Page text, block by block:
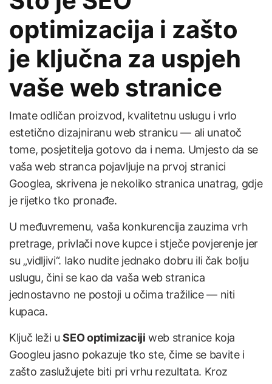
optimizacija i zašto
je ključna za uspjeh
vaše web stranice
Imate odličan proizvod, kvalitetnu uslugu i vrlo
estetično dizajniranu web stranicu — ali unatoč
tome, posjetitelja gotovo da i nema. Umjesto da se
vaša web stranca pojavljuje na prvoj stranici
Googlea, skrivena je nekoliko stranica unatrag, gdje
je rijetko tko pronađe.
U međuvremenu, vaša konkurencija zauzima vrh
pretrage, privlači nove kupce i stječe povjerenje jer
su „vidljivi“. Iako nudite jednako dobru ili čak bolju
uslugu, čini se kao da vaša web stranica
jednostavno ne postoji u očima tražilice — niti
kupaca.
Ključ leži uSEO optimizaciji web stranice koja
Googleu jasno pokazuje tko ste, čime se bavite i
zašto zaslužujete biti pri vrhu rezultata. Kroz